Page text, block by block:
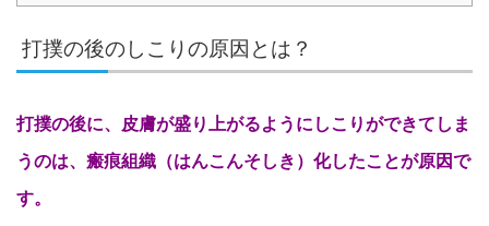
打撲の後のしこりの原因とは？
打撲の後に、皮膚が盛り上がるようにしこりができてしま
うのは、瘢痕組織（はんこんそしき）化したことが原因で
す。